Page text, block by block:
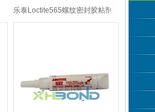
乐泰Loctite565螺纹密封胶粘剂